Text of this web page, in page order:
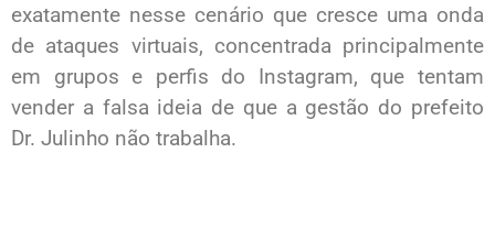
exatamente nesse cenário que cresce uma onda
de ataques virtuais, concentrada principalmente
em grupos e perfis do Instagram, que tentam
vender a falsa ideia de que a gestão do prefeito
Dr. Julinho não trabalha.